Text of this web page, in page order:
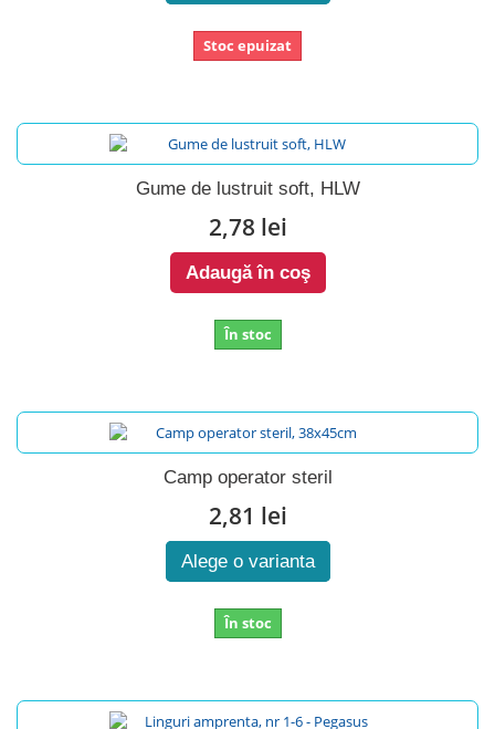
Stoc epuizat
Gume de lustruit soft, HLW
2,78 lei
Adaugă în coş
În stoc
Camp operator steril
2,81 lei
Alege o varianta
În stoc